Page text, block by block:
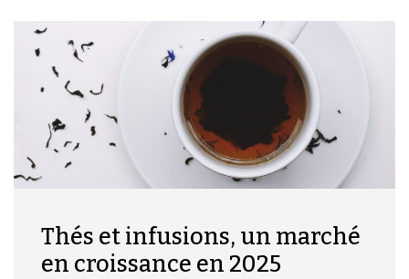
Thés et infusions, un marché
en croissance en 2025